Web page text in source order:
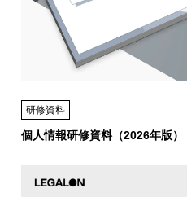
研修資料
個人情報研修資料（2026年版）